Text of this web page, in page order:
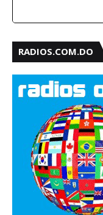
RADIOS.COM.DO